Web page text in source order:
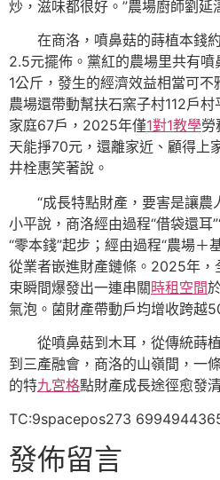
炒，滋味都很好。”農場廚師劉延
在商洛，噴鼻菇的蒔植本錢
2.5元擺佈。黨紅的農場里共有
1公斤，發生的經濟效益相當可不
農場還帶動幫扶石窯子村112戶村
家庭67戶，2025年僅1對1教學勞
天能掙70元，還離家近、顧得上
井栓惠笑著說。
“成長特點財產，要害是讓農
小平說，商洛經由過程“借袋還耳
“零本錢”起步；經由過程“農場＋
從業者嵌進財產鏈條。2025年，
束瞬間爆發出一連串關時租空間
氣泡。菌財產帶動戶均增收跨越
從噴鼻菇到木耳，從傳統蒔
到三產融會，商洛的山嶺間，一
的特九宮格點財產成長途徑愈發
TC:9spacepos273
發佈留言